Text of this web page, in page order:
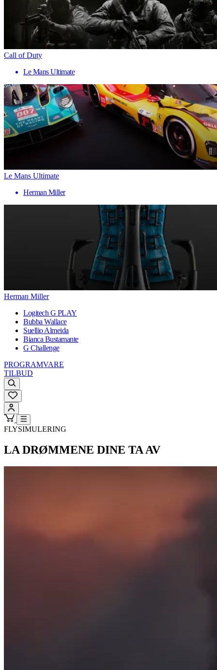
Call of Duty
Le Mans Ultimate
Le Mans Ultimate
Herman Miller
Herman Miller
Logitech G PLAY
Bubba Wallace
Suellio Almeida
Bianca Bustamante
G Challenge
PROGRAMVARE
TILBUD
FLYSIMULERING
LA DRØMMENE DINE TA AV